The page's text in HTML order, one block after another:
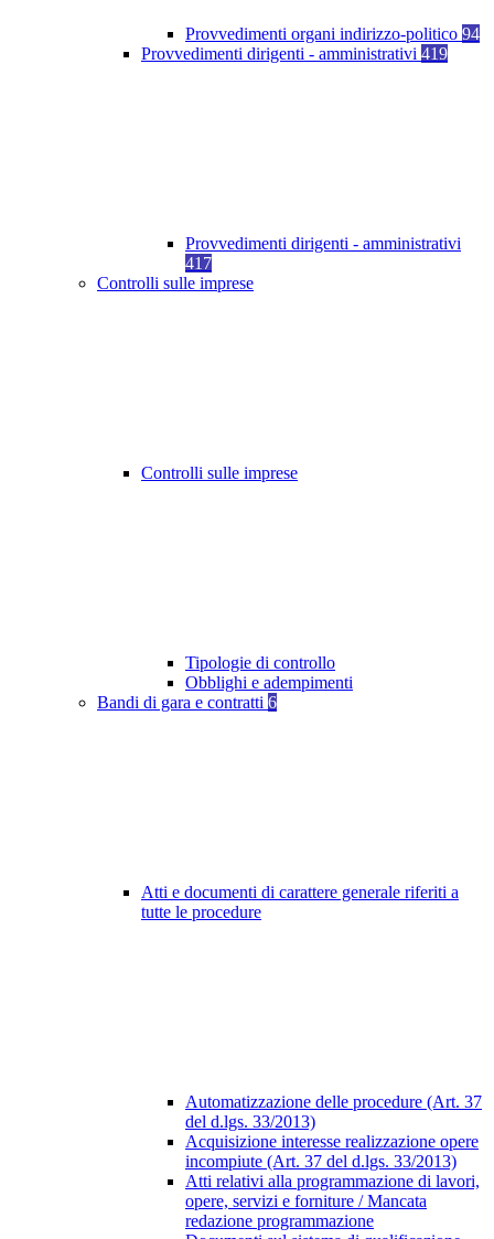
Provvedimenti organi indirizzo-politico 94
Provvedimenti dirigenti - amministrativi 419
Provvedimenti dirigenti - amministrativi
417
Controlli sulle imprese
Controlli sulle imprese
Tipologie di controllo
Obblighi e adempimenti
Bandi di gara e contratti 6
Atti e documenti di carattere generale riferiti a
tutte le procedure
Automatizzazione delle procedure (Art. 37
del d.lgs. 33/2013)
Acquisizione interesse realizzazione opere
incompiute (Art. 37 del d.lgs. 33/2013)
Atti relativi alla programmazione di lavori,
opere, servizi e forniture / Mancata
redazione programmazione